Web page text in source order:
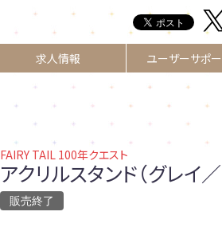
求人情報 ユーザーサポ
FAIRY TAIL 100年クエスト
アクリルスタンド（グレイ
販売終了